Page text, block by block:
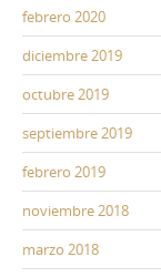
febrero 2020
diciembre 2019
octubre 2019
septiembre 2019
febrero 2019
noviembre 2018
marzo 2018